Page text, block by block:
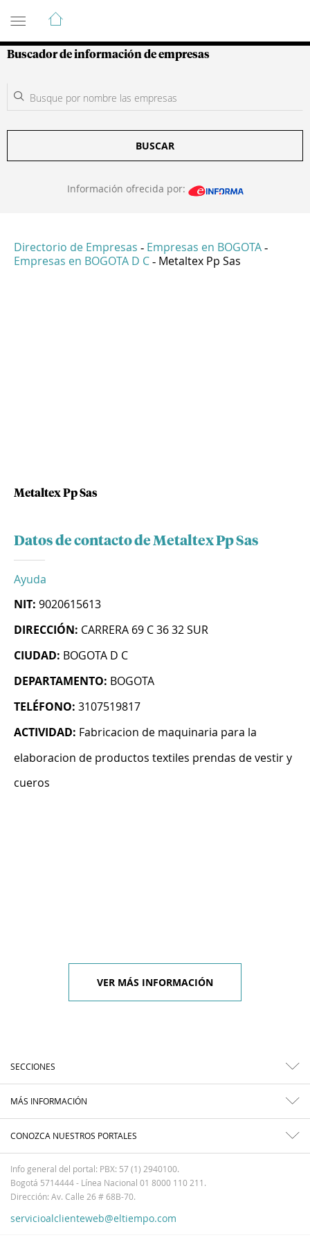
Guía de Empresas Colombianas
Buscador de información de empresas
BUSCAR
Información ofrecida por:
Directorio de Empresas - Empresas en BOGOTA -
Empresas en BOGOTA D C - Metaltex Pp Sas
Metaltex Pp Sas
Datos de contacto de Metaltex Pp Sas
Ayuda
NIT: 9020615613
DIRECCIÓN: CARRERA 69 C 36 32 SUR
CIUDAD: BOGOTA D C
DEPARTAMENTO: BOGOTA
TELÉFONO: 3107519817
ACTIVIDAD: Fabricacion de maquinaria para la
elaboracion de productos textiles prendas de vestir y
cueros
VER MÁS INFORMACIÓN
SECCIONES
MÁS INFORMACIÓN
CONOZCA NUESTROS PORTALES
Info general del portal: PBX: 57 (1) 2940100.
Bogotá 5714444 - Línea Nacional 01 8000 110 211.
Dirección: Av. Calle 26 # 68B-70.
servicioalclienteweb@eltiempo.com